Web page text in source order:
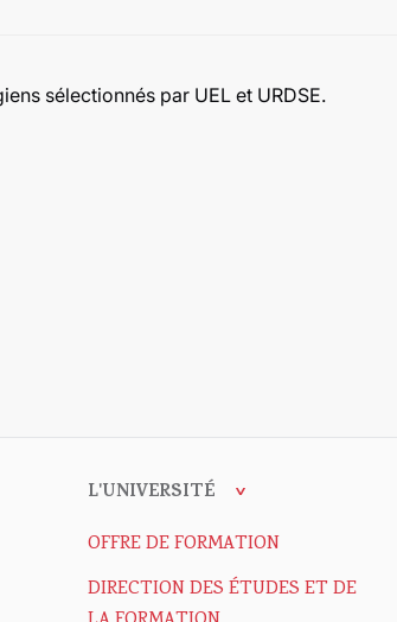
sélectionnés par UEL et URDSE.
L'UNIVERSITÉ
OFFRE DE FORMATION
DIRECTION DES ÉTUDES ET DE